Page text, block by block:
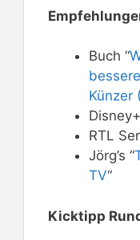
Buch “
Künzer
RTL
Jörg’s “
TV“
Kicktipp